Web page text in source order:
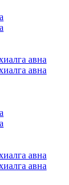
авна
авна
авна
авна